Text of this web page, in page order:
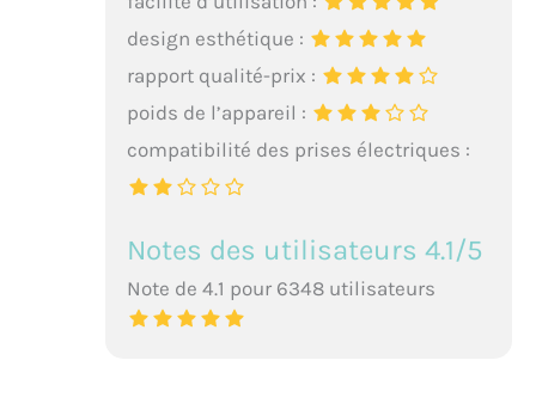
design esthétique :
rapport qualité-prix :
poids de l’appareil :
compatibilité des prises électriques :
Notes des utilisateurs 4.1/5
Note de 4.1 pour 6348 utilisateurs